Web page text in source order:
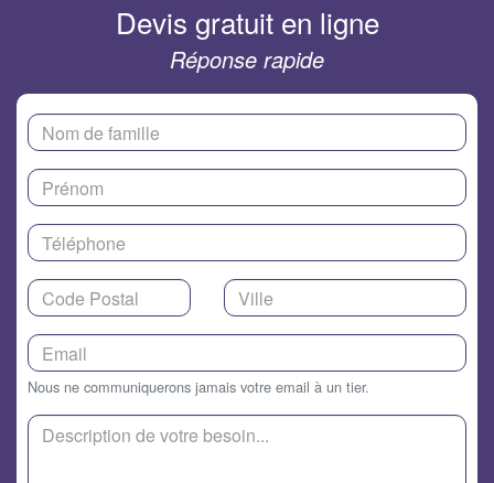
Devis gratuit en ligne
Réponse rapide
Nous ne communiquerons jamais votre email à un tier.